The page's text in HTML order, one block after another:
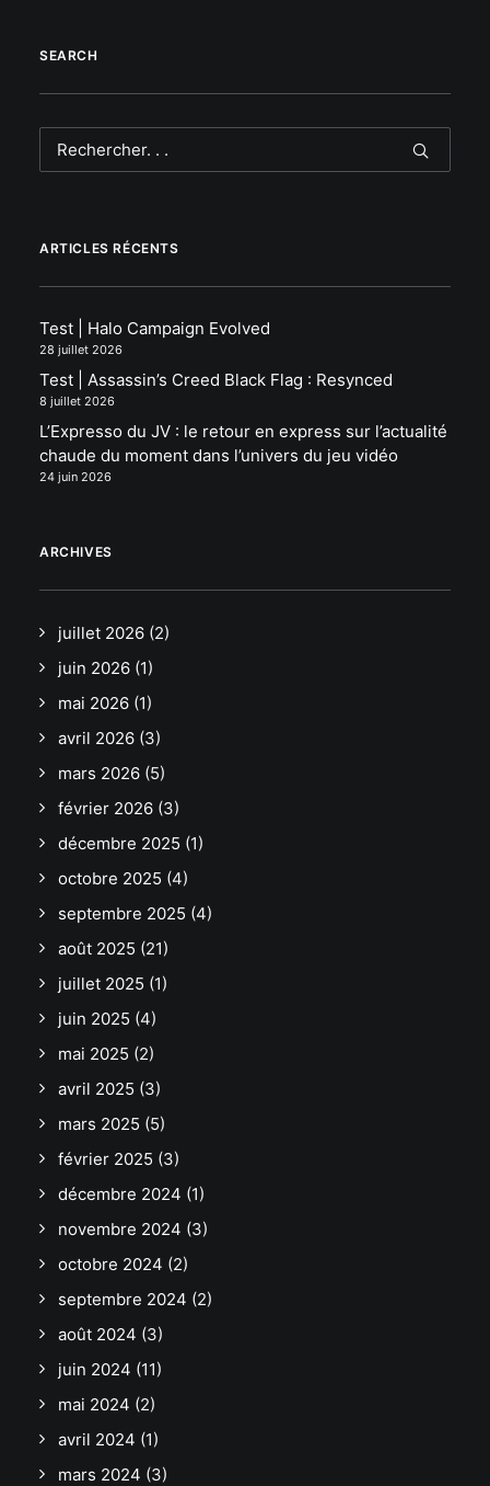
SEARCH
ARTICLES RÉCENTS
Test | Halo Campaign Evolved
28 juillet 2026
Test | Assassin’s Creed Black Flag : Resynced
8 juillet 2026
L’Expresso du JV : le retour en express sur l’actualité
chaude du moment dans l’univers du jeu vidéo
24 juin 2026
ARCHIVES
juillet 2026 (2)
juin 2026 (1)
mai 2026 (1)
avril 2026 (3)
mars 2026 (5)
février 2026 (3)
décembre 2025 (1)
octobre 2025 (4)
septembre 2025 (4)
août 2025 (21)
juillet 2025 (1)
juin 2025 (4)
mai 2025 (2)
avril 2025 (3)
mars 2025 (5)
février 2025 (3)
décembre 2024 (1)
novembre 2024 (3)
octobre 2024 (2)
septembre 2024 (2)
août 2024 (3)
juin 2024 (11)
mai 2024 (2)
avril 2024 (1)
mars 2024 (3)